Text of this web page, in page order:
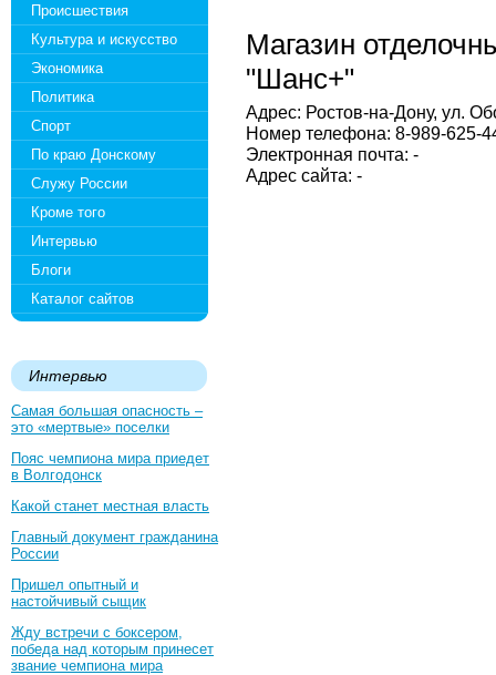
Происшествия
Культура и искусство
Экономика
Политика
Спорт
По краю Донскому
Служу России
Кроме того
Интервью
Блоги
Каталог сайтов
Интервью
Самая большая опасность –
это «мертвые» поселки
Пояс чемпиона мира приедет
в Волгодонск
Какой станет местная власть
Главный документ гражданина
России
Пришел опытный и
настойчивый сыщик
Жду встречи с боксером,
победа над которым принесет
звание чемпиона мира
Магазин
"Шанс+"
Адрес: Ростов-на-Дону, ул.
Номер телефона: 8-989-625-
Электронная почта: -
Адрес сайта: -